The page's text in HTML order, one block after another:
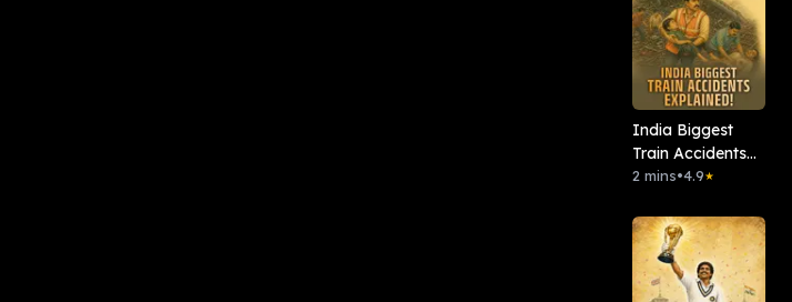
India Biggest
Train Accidents
Explained!
2 mins•4.9★